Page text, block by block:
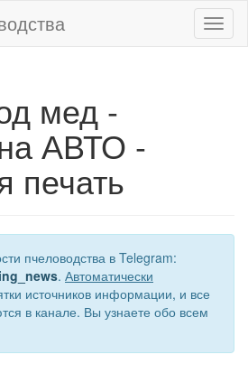
мед -
АВТО -
печать
пчеловодства в Telegram:
. Автоматически
источников информации, и все
в канале. Вы узнаете обо всем